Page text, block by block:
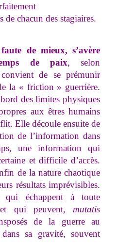
de chacun des stagiaires.
faute de mieux, s’avère
de paix, selon
de se prémunir
la « friction » guerrière.
des limites physiques
aux êtres humains
Elle découle ensuite de
de l’information dans
une information qui
et difficile d’accès.
de la nature chaotique
résultats imprévisibles.
qui échappent à toute
qui peuvent, mutatis
de la guerre au
sa gravité, souvent